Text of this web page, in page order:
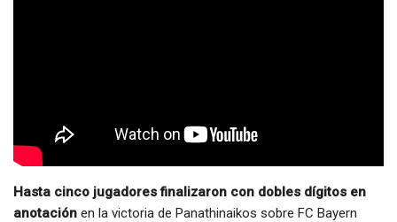
Hasta cinco jugadores finalizaron con dobles dígitos en
anotación en la victoria de Panathinaikos sobre FC Bayern